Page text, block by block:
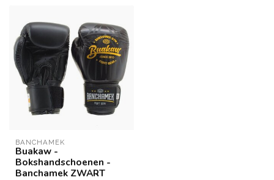
BANCHAMEK
Buakaw -
Bokshandschoenen -
Banchamek ZWART